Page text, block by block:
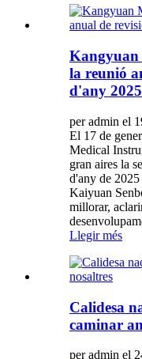
Kangyuan
la reunió
d'any 2025
per admin el
El 17 de
Medical
gran aires la
d'any de
Kaiyuan
millorar,
Llegir més
Calidesa
caminar
per admin el